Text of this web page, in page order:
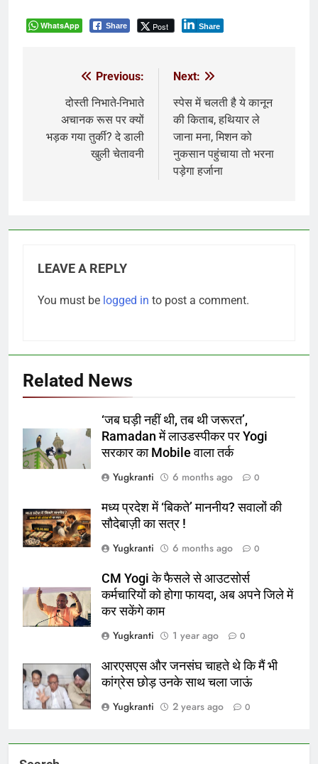
WhatsApp Share Post Share
navigation
Previous:
दोस्ती निभाते-निभाते
अचानक रूस पर क्यों
भड़क गया तुर्की? दे डाली
खुली चेतावनी
Next:
स्पेस में चलती है ये कानून
की किताब, हथियार ले
जाना मना, मिशन को
नुकसान पहुंचाया तो भरना
पड़ेगा हर्जाना
LEAVE A REPLY
You must be logged in to post a comment.
Related News
‘जब घड़ी नहीं थी, तब थी जरूरत’,
Ramadan में लाउडस्पीकर पर Yogi
सरकार का Mobile वाला तर्क
Yugkranti
6 months ago 0
मध्य प्रदेश में ‘बिकते’ माननीय? सवालों की
सौदेबाज़ी का सत्र !
Yugkranti
6 months ago 0
CM Yogi के फैसले से आउटसोर्स
कर्मचारियों को होगा फायदा, अब अपने जिले में
कर सकेंगे काम
Yugkranti
1 year ago 0
आरएसएस और जनसंघ चाहते थे कि मैं भी
कांग्रेस छोड़ उनके साथ चला जाऊं
Yugkranti
2 years ago 0